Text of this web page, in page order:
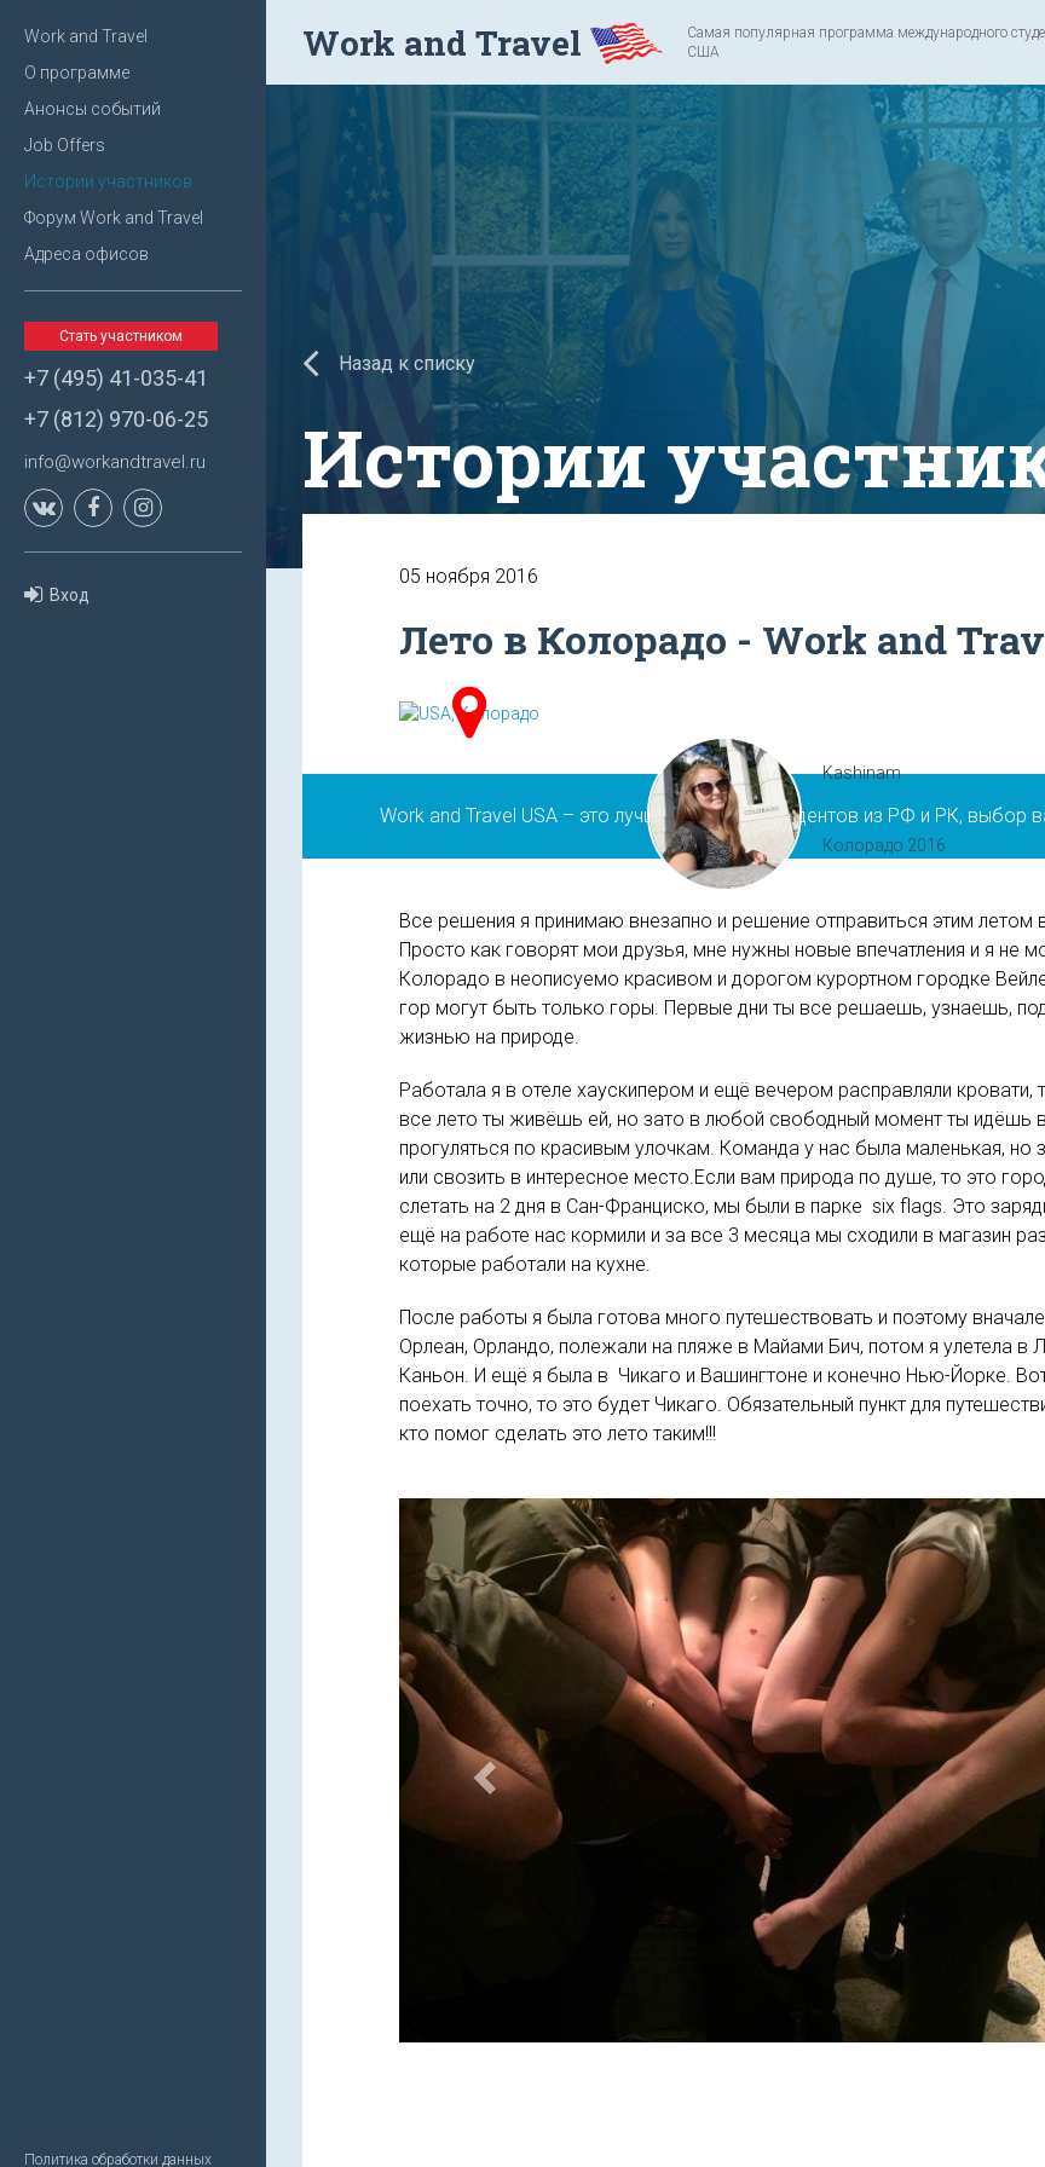
Work and Travel
Самая популярная программа международного
США
Назад к списку
Истории
Work and Travel
О программе
Анонсы событий
Job Offers
Истории участников
Форум Work and Travel
Адреса офисов
Стать участником
+7 (495) 41-035-41
+7 (812) 970-06-25
info@workandtravel.ru
Вход
Политика обработки данных
05 ноября 2016
Лето в Колорадо - Work and
Kashinam
Колорадо 2016
Work and Travel USA – это лучшая цена для студентов из РФ и РК, выбор
Все решения я принимаю внезапно и решение отправиться этим
Просто как говорят мои друзья, мне нужны новые впечатления и я не
Колорадо в неописуемо красивом и дорогом курортном городке
гор могут быть только горы. Первые дни ты все решаешь, узнаешь,
жизнью на природе.
Работала я в отеле хаускипером и ещё вечером расправляли
все лето ты живёшь ей, но зато в любой свободный момент ты идёшь
прогуляться по красивым улочкам. Команда у нас была маленькая,
или свозить в интересное место.Если вам природа по душе, то это
слетать на 2 дня в Сан-Франциско, мы были в парке six flags. Это
ещё на работе нас кормили и за все 3 месяца мы сходили в магазин
которые работали на кухне.
После работы я была готова много путешествовать и поэтому
Орлеан, Орландо, полежали на пляже в Майами Бич, потом я улетела в
Каньон. И ещё я была в Чикаго и Вашингтоне и конечно Нью-Йорке.
поехать точно, то это будет Чикаго. Обязательный пункт для
кто помог сделать это лето таким!!!
Назад